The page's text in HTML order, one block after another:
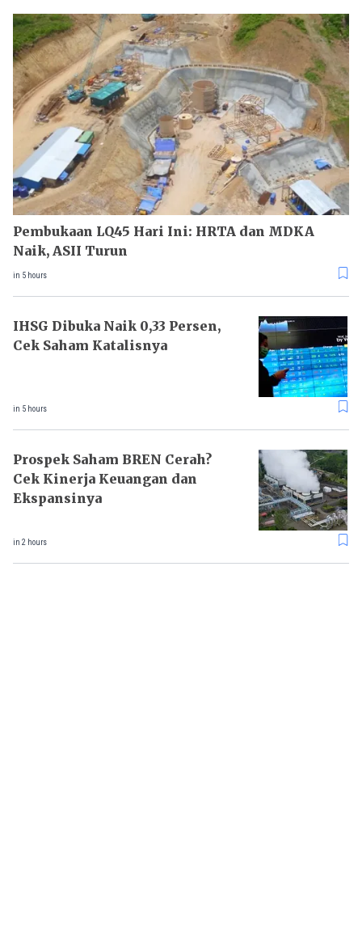
Pembukaan LQ45 Hari Ini: HRTA dan MDKA
Naik, ASII Turun
in 5 hours
IHSG Dibuka Naik 0,33 Persen,
Cek Saham Katalisnya
in 5 hours
Prospek Saham BREN Cerah?
Cek Kinerja Keuangan dan
Ekspansinya
in 2 hours